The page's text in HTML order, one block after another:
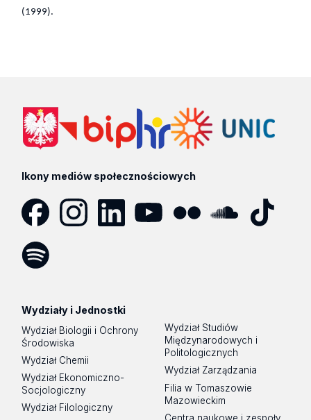
(1999).
Ikony mediów społecznościowych
Wydziały i Jednostki
Wydział Biologii i Ochrony
Środowiska
Wydział Chemii
Wydział Ekonomiczno-
Socjologiczny
Wydział Filologiczny
Wydział Studiów
Międzynarodowych i
Politologicznych
Wydział Zarządzania
Filia w Tomaszowie
Mazowieckim
Centra naukowe i zespoły